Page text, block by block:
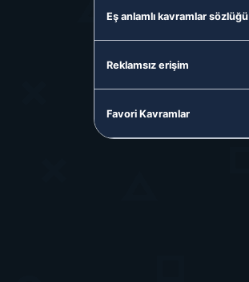
Eş anlamlı kavramlar sözlüğü
Reklamsız erişim
Favori Kavramlar